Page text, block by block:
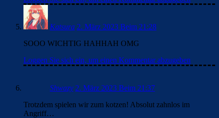
Katsura 2. März 2023 Beim 21:28
SOOO WICHTIG HAHHAH OMG
Loggen Sie sich ein, um einen Kommentar abzugeben
Shwazy 2. März 2023 Beim 21:37
Trotzdem spielen wir zum kotzen! Absolut zahnlos im
Angriff…